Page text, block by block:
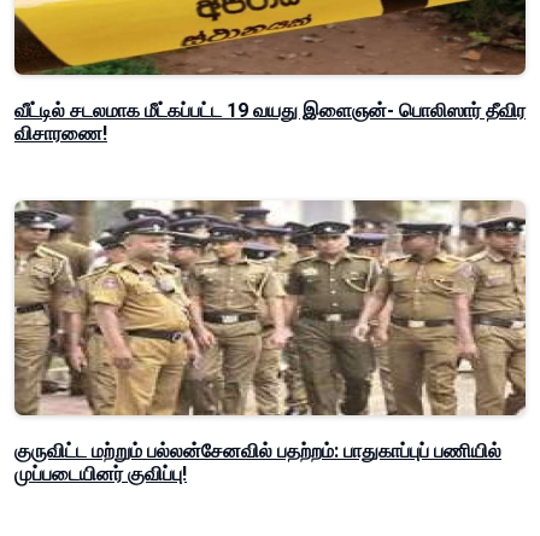
வீட்டில் சடலமாக மீட்கப்பட்ட 19 வயது இளைஞன்- பொலிஸார் தீவிர
விசாரணை!
குருவிட்ட மற்றும் பல்லன்சேனவில் பதற்றம்: பாதுகாப்புப் பணியில்
முப்படையினர் குவிப்பு!